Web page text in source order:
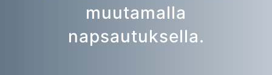
muutamalla
napsautuksella.